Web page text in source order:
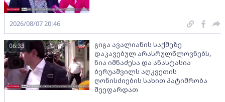
2026/08/07 20:46
გიგა ავალიანის საქმეზე
დაკავებულ არასრულწლოვნებს,
ნია იმნაძესა და ანასტასია
ბერუაშვილს აღკვეთის
ღონისძიების სახით პატიმრობა
შეეფარდათ
06:33